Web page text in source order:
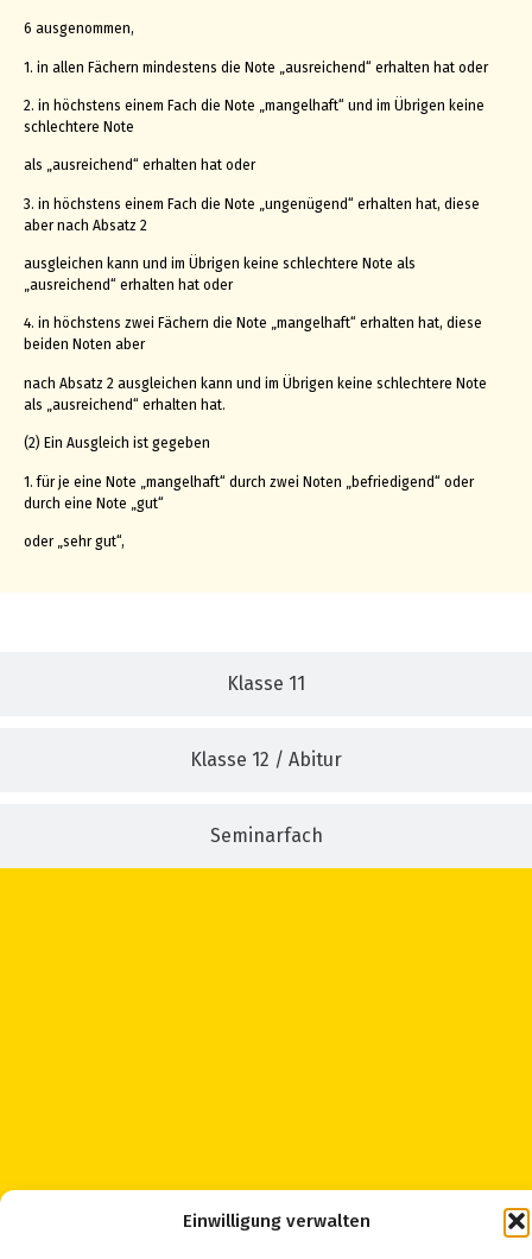
Einwilligung verwalten
Klasse 11
Klasse 12 / Abitur
Seminarfach
6 ausgenommen,
1. in allen Fächern mindestens die Note „ausreichend“ erhalten hat oder
2. in höchstens einem Fach die Note „mangelhaft“ und im Übrigen keine
schlechtere Note
als „ausreichend“ erhalten hat oder
3. in höchstens einem Fach die Note „ungenügend“ erhalten hat, diese
aber nach Absatz 2
ausgleichen kann und im Übrigen keine schlechtere Note als
„ausreichend“ erhalten hat oder
4. in höchstens zwei Fächern die Note „mangelhaft“ erhalten hat, diese
beiden Noten aber
nach Absatz 2 ausgleichen kann und im Übrigen keine schlechtere Note
als „ausreichend“ erhalten hat.
(2) Ein Ausgleich ist gegeben
1. für je eine Note „mangelhaft“ durch zwei Noten „befriedigend“ oder
durch eine Note „gut“
oder „sehr gut“,